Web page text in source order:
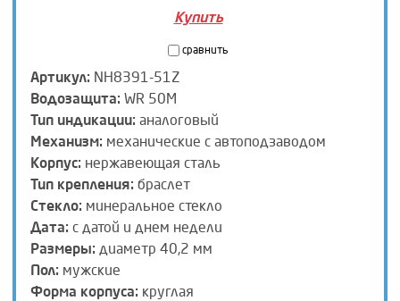
Купить
сравнить
Артикул: NH8391-51Z
Водозащита: WR 50M
Тип индикации: аналоговый
Механизм: механические с автоподзаводом
Корпус: нержавеющая сталь
Тип крепления: браслет
Стекло: минеральное стекло
Дата: с датой и днем недели
Размеры: диаметр 40,2 мм
Пол: мужские
Форма корпуса: круглая